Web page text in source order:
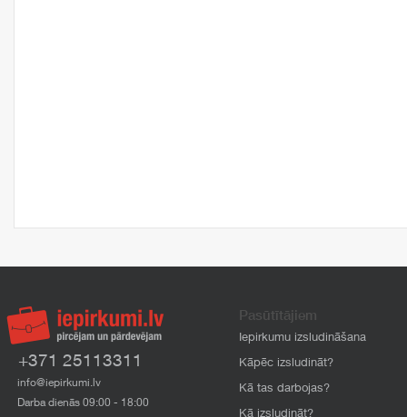
+371 25113311
info@iepirkumi.lv
Darba dienās 09:00 - 18:00
Pasūtītājiem
Iepirkumu izsludināšana
Kāpēc izsludināt?
Kā tas darbojas?